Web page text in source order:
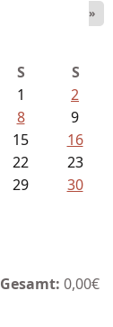
»
S
S
1
2
8
9
15
16
22
23
29
30
Gesamt: 0,00€